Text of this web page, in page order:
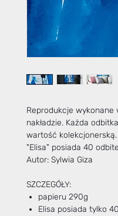
Reprodukcje
nakładzie. Każda
wartość kolekcjonerską.
"Elisa" posiada 40
Autor: Sylwia Giza
SZCZEGÓŁY:
papieru 290g
Elisa posiada tylko